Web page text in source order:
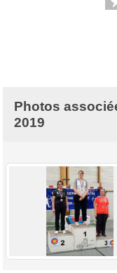
Photos
2019